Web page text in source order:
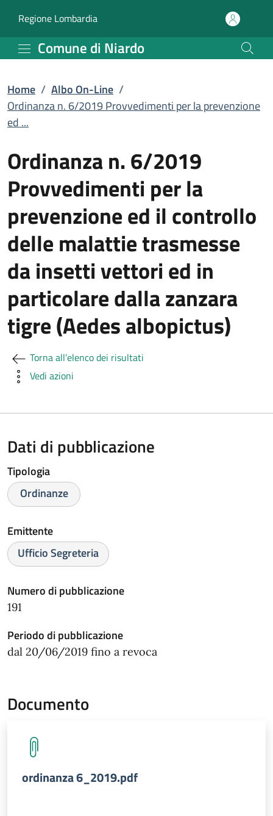
Ordinanza n. 6/2019
Regione Lombardia(apre in un'altra scheda).
Comune di Niardo
Home / Albo On-Line /
Ordinanza n. 6/2019 Provvedimenti per la prevenzione
ed ...
Ordinanza n. 6/2019
Provvedimenti per la
prevenzione ed il controllo
delle malattie trasmesse
da insetti vettori ed in
particolare dalla zanzara
tigre (Aedes albopictus)
Torna all’elenco dei risultati
Vedi azioni
Dati di pubblicazione
Tipologia
Ordinanze
Emittente
Ufficio Segreteria
Numero di pubblicazione
191
Periodo di pubblicazione
dal 20/06/2019 fino a revoca
Documento
ordinanza 6_2019.pdf